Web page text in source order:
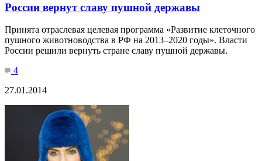
России вернут славу пушной державы
Принята отраслевая целевая программа «Развитие клеточного
пушного животноводства в РФ на 2013–2020 годы». Власти
России решили вернуть стране славу пушной державы.
4
27.01.2014